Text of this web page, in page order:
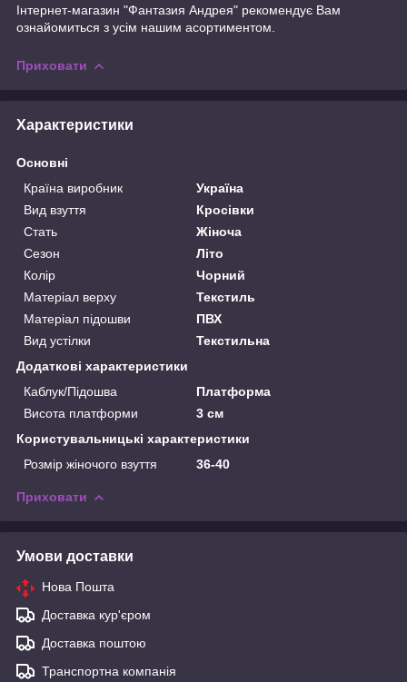
Інтернет-магазин "Фантазия Андрея" рекомендує Вам
ознайомиться з усім нашим асортиментом.
Приховати
Характеристики
Основні
Країна виробник
Україна
Вид взуття
Кросівки
Стать
Жіноча
Сезон
Літо
Колір
Чорний
Матеріал верху
Текстиль
Матеріал підошви
ПВХ
Вид устілки
Текстильна
Додаткові характеристики
Каблук/Підошва
Платформа
Висота платформи
3 см
Користувальницькі характеристики
Розмір жіночого взуття
36-40
Приховати
Умови доставки
Нова Пошта
Доставка кур'єром
Доставка поштою
Транспортна компанія